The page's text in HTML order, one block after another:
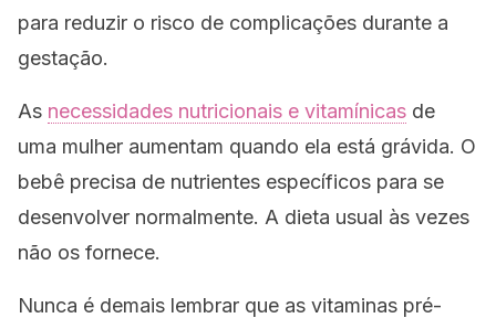
para reduzir o risco de complicações durante a
gestação.
As necessidades nutricionais e vitamínicas de
uma mulher aumentam quando ela está grávida. O
bebê precisa de nutrientes específicos para se
desenvolver normalmente. A dieta usual às vezes
não os fornece.
Nunca é demais lembrar que as vitaminas pré-